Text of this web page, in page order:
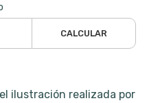
CALCULAR
ilustración realizada por